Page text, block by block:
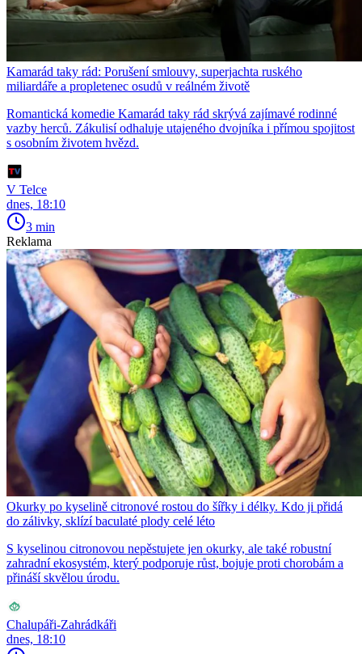
Kamarád taky rád: Porušení smlouvy, superjachta ruského
miliardáře a propletenec osudů v reálném životě
Romantická komedie Kamarád taky rád skrývá zajímavé rodinné
vazby herců. Zákulisí odhaluje utajeného dvojníka i přímou spojitost
s osobním životem hvězd.
V Telce
dnes, 18:10
3 min
Reklama
Okurky po kyselině citronové rostou do šířky i délky. Kdo ji přidá
do zálivky, sklízí baculaté plody celé léto
S kyselinou citronovou nepěstujete jen okurky, ale také robustní
zahradní ekosystém, který podporuje růst, bojuje proti chorobám a
přináší skvělou úrodu.
Chalupáři-Zahrádkáři
dnes, 18:10